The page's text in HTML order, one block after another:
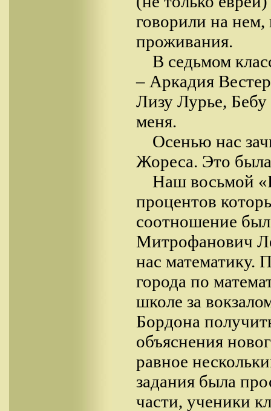
говорили на нем,
проживания.
В седьмом
– Аркадия
Лизу Лурье,
меня.
Осенью нас
Жореса. Это была
Наш восьмой
процентов
соотношение
Митрофанович
нас математику.
города по
школе за
Бордона
объяснения
равное
задания была
части, ученики